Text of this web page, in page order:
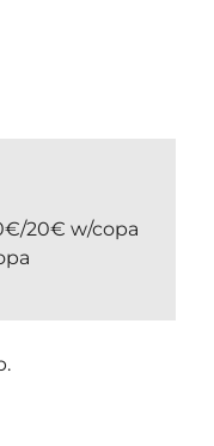
20€ w/copa